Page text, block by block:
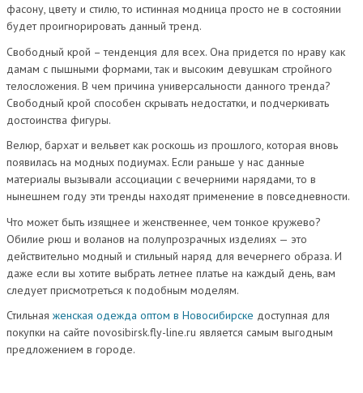
фасону, цвету и стилю, то истинная модница просто не в состоянии
будет проигнорировать данный тренд.
Свободный крой – тенденция для всех. Она придется по нраву как
дамам с пышными формами, так и высоким девушкам стройного
телосложения. В чем причина универсальности данного тренда?
Свободный крой способен скрывать недостатки, и подчеркивать
достоинства фигуры.
Велюр, бархат и вельвет как роскошь из прошлого, которая вновь
появилась на модных подиумах. Если раньше у нас данные
материалы вызывали ассоциации с вечерними нарядами, то в
нынешнем году эти тренды находят применение в повседневности.
Что может быть изящнее и женственнее, чем тонкое кружево?
Обилие рюш и воланов на полупрозрачных изделиях — это
действительно модный и стильный наряд для вечернего образа. И
даже если вы хотите выбрать летнее платье на каждый день, вам
следует присмотреться к подобным моделям.
Стильная женская одежда оптом в Новосибирске доступная для
покупки на сайте novosibirsk.fly-line.ru является самым выгодным
предложением в городе.